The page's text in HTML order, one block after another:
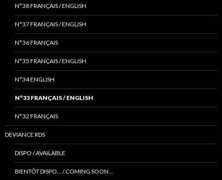
N°38 FRANÇAIS / ENGLISH
N°37 FRANÇAIS / ENGLISH
N°36 FRANÇAIS
N°35 FRANÇAIS / ENGLISH
N°34 ENGLISH
N°33 FRANÇAIS / ENGLISH
N°32 FRANÇAIS
DEVIANCE RDS
DISPO / AVAILABLE
BIENTÔT DISPO… / COMING SOON…